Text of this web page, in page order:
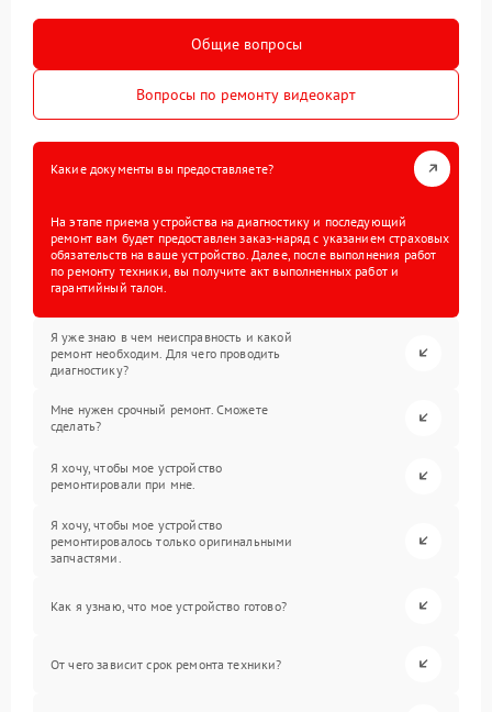
Общие вопросы
Вопросы по ремонту видеокарт
Какие документы вы предоставляете?
На этапе приема устройства на диагностику и последующий
ремонт вам будет предоставлен заказ-наряд с указанием страховых
обязательств на ваше устройство. Далее, после выполнения работ
по ремонту техники, вы получите акт выполненных работ и
гарантийный талон.
Я уже знаю в чем неисправность и какой
ремонт необходим. Для чего проводить
диагностику?
Мне нужен срочный ремонт. Сможете
сделать?
Я хочу, чтобы мое устройство
ремонтировали при мне.
Я хочу, чтобы мое устройство
ремонтировалось только оригинальными
запчастями.
Как я узнаю, что мое устройство готово?
От чего зависит срок ремонта техники?